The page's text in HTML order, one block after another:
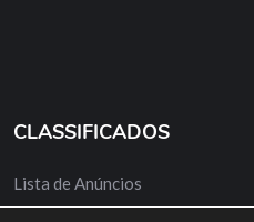
CLASSIFICADOS
Lista de Anúncios